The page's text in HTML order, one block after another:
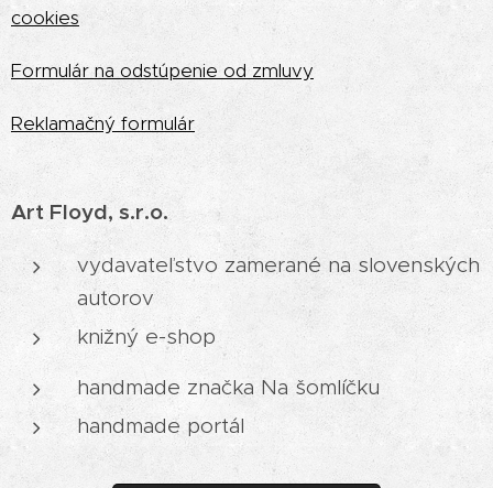
cookies
Formulár na odstúpenie od zmluvy
Reklamačný formulár
Art Floyd, s.r.o.
vydavateľstvo zamerané na slovenských
autorov
knižný e-shop
handmade značka Na šomlíčku
handmade portál